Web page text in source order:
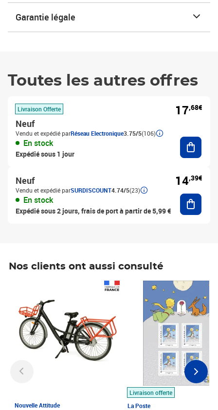
Garantie légale
Toutes les autres offres
Livraison Offerte
Neuf
Vendu et expédié parRéseau Electronique3.75/5(106)
En stock
Expédié sous 1 jour
17,68€
Neuf
Vendu et expédié parSURDISCOUNT4.74/5(23)
En stock
Expédié sous 2 jours, frais de port à partir de 5,99 €
14,39€
Nos clients ont aussi consulté
Nouvelle Attitude
Livraison offerte
La Poste
Prix 7,50€